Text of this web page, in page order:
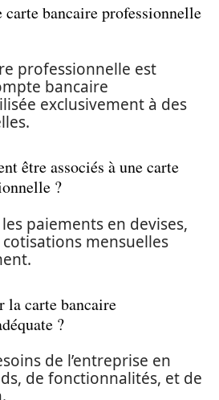
carte bancaire professionnelle
professionnelle est
bancaire
exclusivement à des
être associés à une carte
?
paiements en devises,
mensuelles
la carte bancaire
?
de l’entreprise en
de fonctionnalités, et de